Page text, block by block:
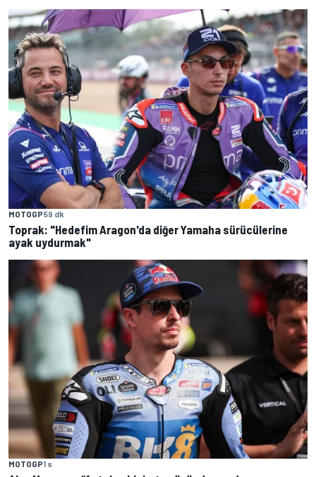
MOTOGP59 dk
Toprak: "Hedefim Aragon'da diğer Yamaha sürücülerine
ayak uydurmak"
MOTOGP1 s